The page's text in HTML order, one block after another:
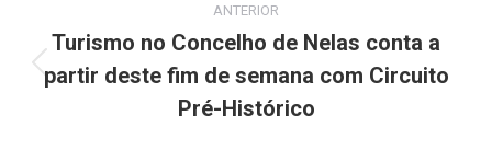
navigation
ANTERIOR
Previous
post:
Turismo no Concelho de Nelas conta a
partir deste fim de semana com Circuito
Pré-Histórico